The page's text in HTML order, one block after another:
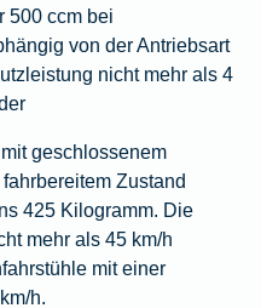
500 ccm bei
von der Antriebsart
nicht mehr als 4
geschlossenem
Zustand
425 Kilogramm. Die
mehr als 45 km/h
mit einer
h.